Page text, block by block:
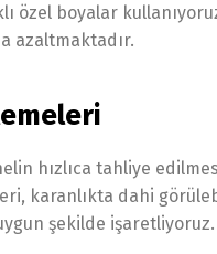
özel boyalar
azaltmaktadır.
hızlıca tahliye
karanlıkta dahi
şekilde işaretliyoruz.